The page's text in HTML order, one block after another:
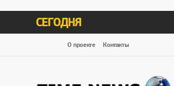
СЕГОДНЯ
О проекте Контакты